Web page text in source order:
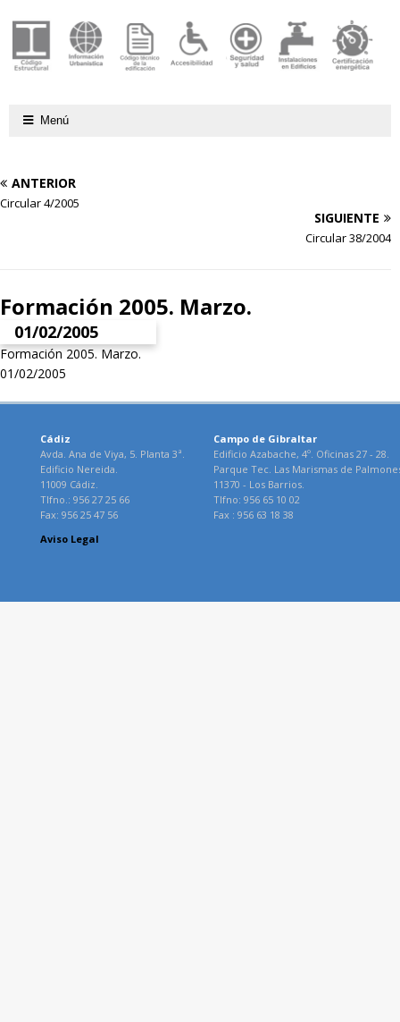
Menú
ANTERIOR
Circular 4/2005
SIGUIENTE
Circular 38/2004
Formación 2005. Marzo.
01/02/2005
Formación 2005. Marzo.
01/02/2005
Cádiz
Avda. Ana de Viya, 5. Planta 3ª.
Edificio Nereida.
11009 Cádiz.
Tlfno.: 956 27 25 66
Fax: 956 25 47 56
Campo de Gibraltar
Edificio Azabache, 4º. Oficinas 27 - 28.
Parque Tec. Las Marismas de
11370 - Los Barrios.
Tlfno: 956 65 10 02
Fax : 956 63 18 38
Aviso Legal